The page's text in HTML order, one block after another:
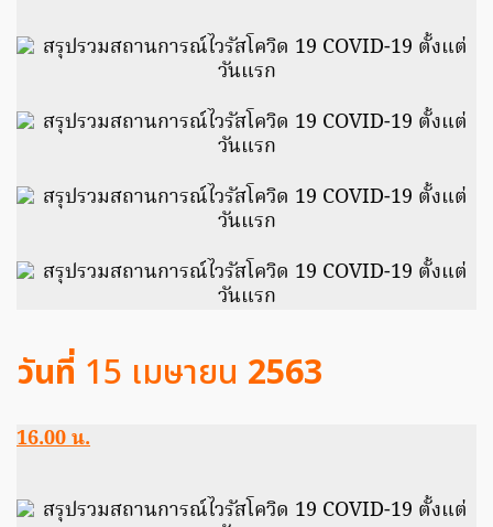
วันที่ 15 เมษายน 2563
16.00 น.